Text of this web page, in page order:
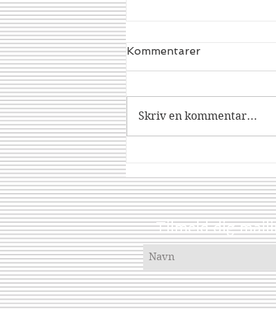
Dracorex
Kommentarer
Skriv en kommentar...
Tilmeld dig